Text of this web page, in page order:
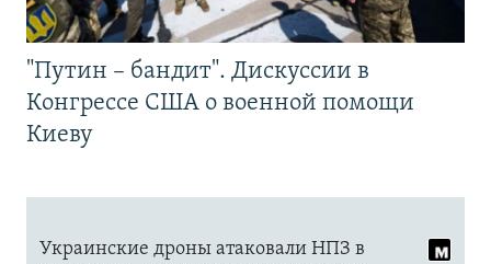
"Путин – бандит". Дискуссии в
Конгрессе США о военной помощи
Киеву